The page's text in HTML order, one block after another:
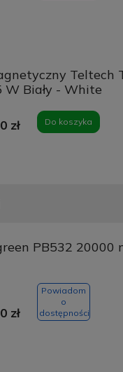
Teltech
W Biały - White
zł Do koszyka
PB532 20000
zł
Powiadom
o
dostępności